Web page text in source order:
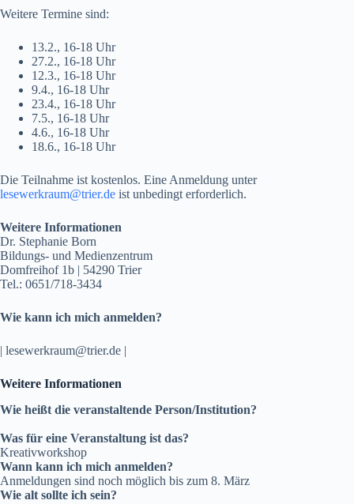
Weitere Termine sind:
13.2., 16-18 Uhr
27.2., 16-18 Uhr
12.3., 16-18 Uhr
9.4., 16-18 Uhr
23.4., 16-18 Uhr
7.5., 16-18 Uhr
4.6., 16-18 Uhr
18.6., 16-18 Uhr
Die Teilnahme ist kostenlos. Eine Anmeldung unter
lesewerkraum@trier.de ist unbedingt erforderlich.
Weitere Informationen
Dr. Stephanie Born
Bildungs- und Medienzentrum
Domfreihof 1b | 54290 Trier
Tel.: 0651/718-3434
Wie kann ich mich anmelden?
| lesewerkraum@trier.de |
Weitere Informationen
Wie heißt die veranstaltende Person/Institution?
Was für eine Veranstaltung ist das?
Kreativworkshop
Wann kann ich mich anmelden?
Anmeldungen sind noch möglich bis zum 8. März
Wie alt sollte ich sein?